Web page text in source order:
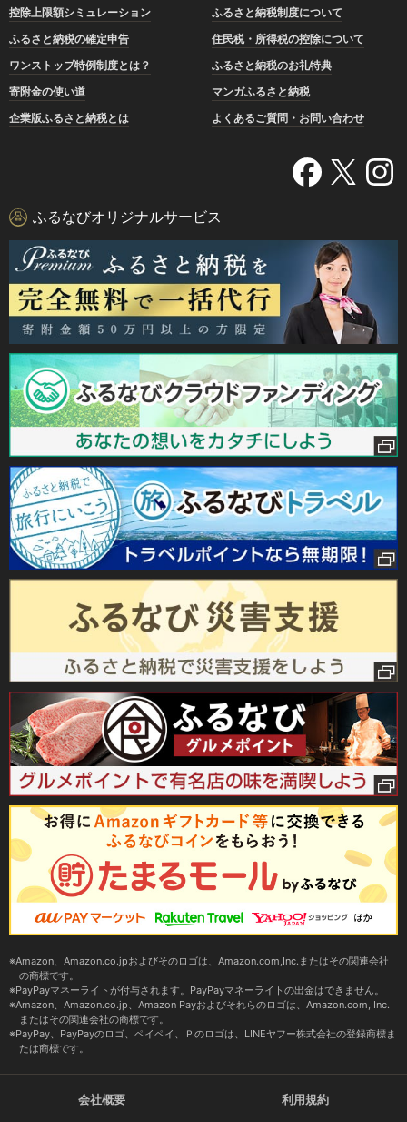
控除上限額シミュレーション
ふるさと納税制度について
ふるさと納税の確定申告
住民税・所得税の控除について
ワンストップ特例制度とは？
ふるさと納税のお礼特典
寄附金の使い道
マンガふるさと納税
企業版ふるさと納税とは
よくあるご質問・お問い合わせ
ふるなびオリジナルサービス
Amazon、Amazon.co.jpおよびそのロゴは、Amazon.com,Inc.またはその関連会社
の商標です。
PayPayマネーライトが付与されます。PayPayマネーライトの出金はできません。
Amazon、Amazon.co.jp、Amazon Payおよびそれらのロゴは、Amazon.com, Inc.
またはその関連会社の商標です。
PayPay、PayPayのロゴ、ペイペイ、Ｐのロゴは、LINEヤフー株式会社の登録商標ま
たは商標です。
会社概要 利用規約